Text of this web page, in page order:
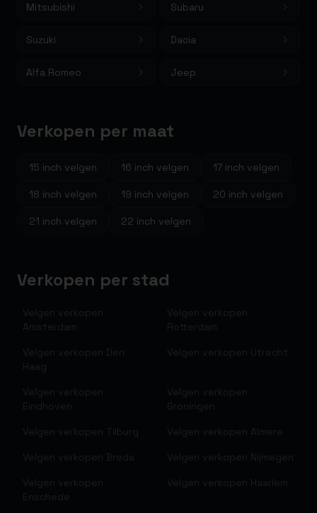
Mitsubishi Subaru
Suzuki Dacia
Alfa Romeo Jeep
Verkopen per maat
15 inch velgen 16 inch velgen 17 inch velgen
18 inch velgen 19 inch velgen 20 inch velgen
21 inch velgen 22 inch velgen
Verkopen per stad
Velgen verkopen
Amsterdam
Velgen verkopen
Rotterdam
Velgen verkopen Den
Haag
Velgen verkopen Utrecht
Velgen verkopen
Eindhoven
Velgen verkopen
Groningen
Velgen verkopen Tilburg Velgen verkopen Almere
Velgen verkopen Breda Velgen verkopen Nijmegen
Velgen verkopen
Enschede
Velgen verkopen Haarlem